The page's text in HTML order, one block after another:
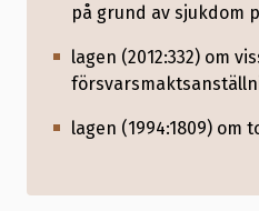
på grund av sjukdom
lagen (2012:332) om
lagen (1994:1809) om